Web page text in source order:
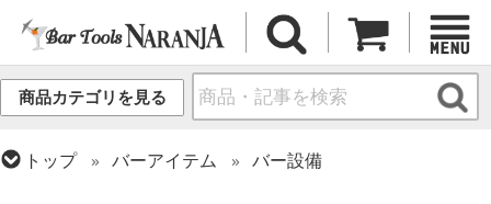
商品カテゴリを見る
トップ バーアイテム
バー設備